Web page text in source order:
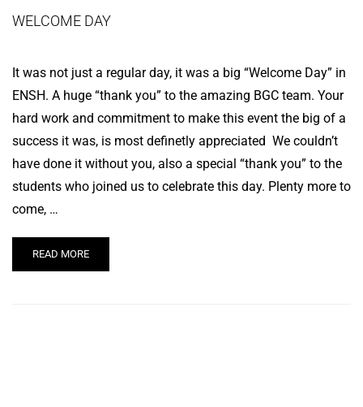
WELCOME DAY
It was not just a regular day, it was a big “Welcome Day” in
ENSH. A huge “thank you” to the amazing BGC team. Your
hard work and commitment to make this event the big of a
success it was, is most definetly appreciated We couldn’t
have done it without you, also a special “thank you” to the
students who joined us to celebrate this day. Plenty more to
come, …
READ MORE